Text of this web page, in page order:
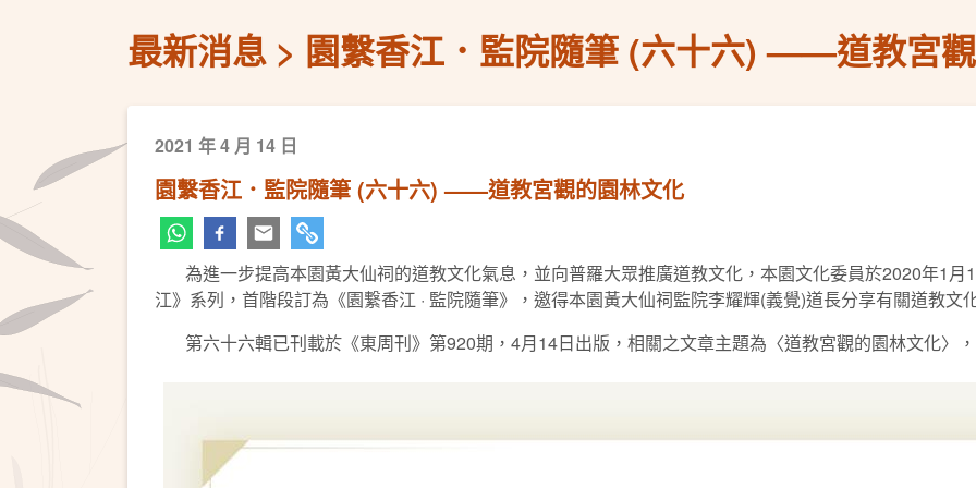
最新消息 園繫香江．監院隨筆 (六十六) ——道教宮
2021 年 4 月 14 日
園繫香江．監院隨筆 (六十六) ——道教宮觀的園林文化
為進一步提高本園黃大仙祠的道教文化氣息，並向普羅大眾推廣道教文化，本園文化委員於2020年1月
江》系列，首階段訂為《園繋香江 · 監院隨筆》，邀得本園黃大仙祠監院李耀輝(義覺)道長分享有關道教文
第六十六輯已刊載於《東周刊》第920期，4月14日出版，相關之文章主題為〈道教宮觀的園林文化〉